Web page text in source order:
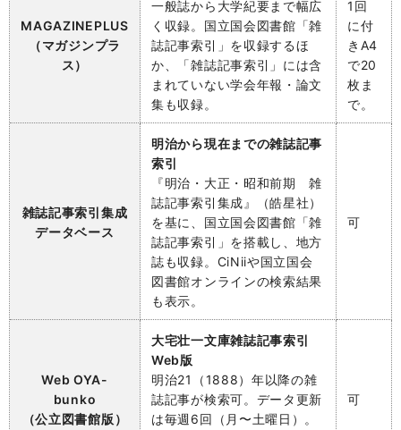
MAGAZINEPLUS
（マガジンプラ
ス）
一般誌から大学紀要まで幅広
く収録。国立国会図書館「雑
誌記事索引」を収録するほ
か、「雑誌記事索引」には含
まれていない学会年報・論文
集も収録。
1回
に付
きA4
で20
枚ま
で。
雑誌記事索引集成
データベース
明治から現在までの雑誌記事
索引
『明治・大正・昭和前期 雑
誌記事索引集成』（皓星社）
を基に、国立国会図書館「雑
誌記事索引」を搭載し、地方
誌も収録。CiNiiや国立国会
図書館オンラインの検索結果
も表示。
可
Web OYA-
bunko
（公立図書館版）
大宅壮一文庫雑誌記事索引
Web版
明治21（1888）年以降の雑
誌記事が検索可。データ更新
は毎週6回（月〜土曜日）。
可